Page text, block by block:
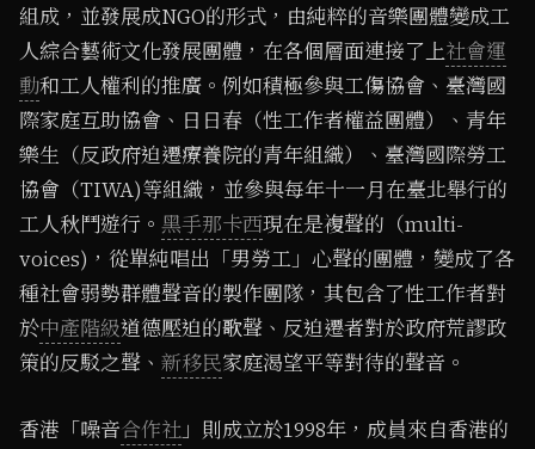
組成，並發展成NGO的形式，由純粹的音樂團體變成工
人綜合藝術文化發展團體，在各個層面連接了上社會運
動和工人權利的推廣。例如積極參與工傷協會、臺灣國
際家庭互助協會、日日春（性工作者權益團體）、青年
樂生（反政府迫遷療養院的青年組織）、臺灣國際勞工
協會（TIWA)等組織，並參與每年十一月在臺北舉行的
工人秋鬥遊行。 黑手那卡西現在是複聲的（multi-
voices)，從單純唱出「男勞工」心聲的團體，變成了各
種社會弱勢群體聲音的製作團隊，其包含了性工作者對
於中產階級道德壓迫的歌聲、反迫遷者對於政府荒謬政
策的反駁之聲、 新移民家庭渴望平等對待的聲音。
香港「噪音合作社」則成立於1998年，成員來自香港的